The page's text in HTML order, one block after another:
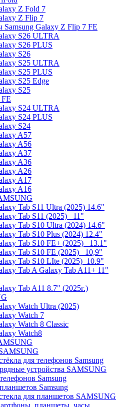
Z Fold 7
Z Flip 7
Galaxy Z Flip 7 FE
S26 ULTRA
S26 PLUS
S26
S25 ULTRA
S25 PLUS
S25 Edge
S25
S24 ULTRA
S24 PLUS
S24
A57
A56
A37
A36
A26
A17
A16
Tab S11 Ultra (2025) 14.6"
Tab S11 (2025) _11"
Tab S10 Ultra (2024) 14.6"
Tab S10 Plus (2024) 12.4"
Tab S10 FE+ (2025)_ 13.1"
Tab S10 FE (2025)_ 10,9"
Tab S10 LIte (2025)_10.9"
Tab A Galaxy Tab A11+ 11"
Tab A11 8.7" (2025г.)
Watch Ultra (2025)
Watch 7
Watch 8 Classic
Watch8
для телефонов Samsung
устройства SAMSUNG
Samsung
Samsung
для планшетов SAMSUNG
планшеты, часы